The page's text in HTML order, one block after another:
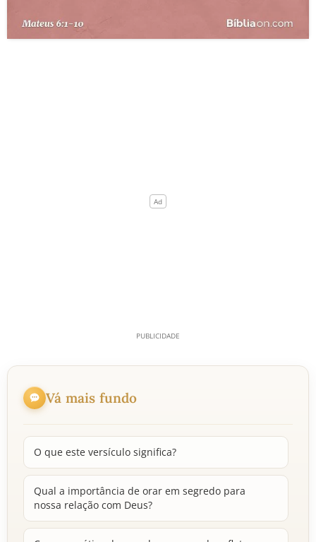
Vá mais fundo
O que este versículo significa?
Qual a importância de orar em segredo para
nossa relação com Deus?